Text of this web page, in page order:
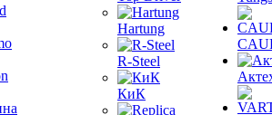
Hartung
R-Steel
КиК